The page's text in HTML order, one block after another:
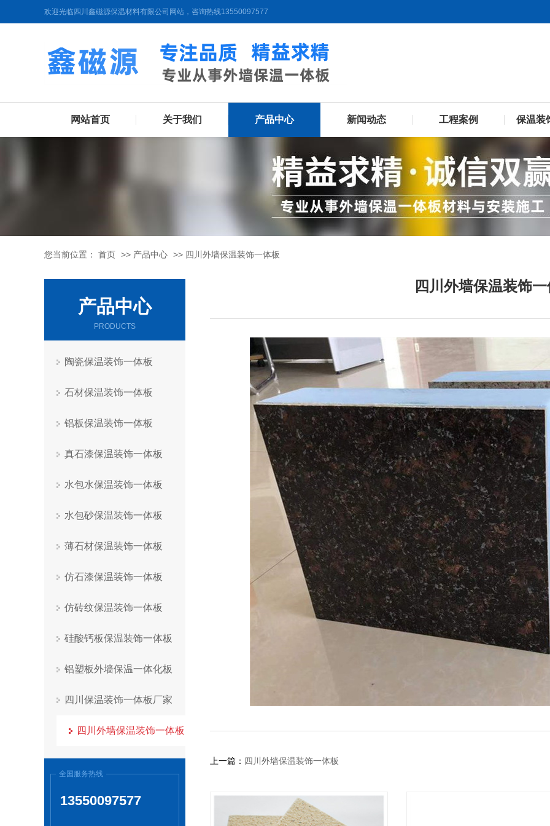
欢迎光临四川鑫磁源保温材料有限公司网站，咨询热线13550097577
网站首页 关于我们 产品中心 新闻动态 工程案例 保温装
您当前位置： 首页 >> 产品中心 >> 四川外墙保温装饰一体板
产品中心
PRODUCTS
陶瓷保温装饰一体板
石材保温装饰一体板
铝板保温装饰一体板
真石漆保温装饰一体板
水包水保温装饰一体板
水包砂保温装饰一体板
薄石材保温装饰一体板
仿石漆保温装饰一体板
仿砖纹保温装饰一体板
硅酸钙板保温装饰一体板
铝塑板外墙保温一体化板
四川保温装饰一体板厂家
四川外墙保温装饰一体板
全国服务热线
13550097577
四川外墙保温装饰
上一篇： 四川外墙保温装饰一体板